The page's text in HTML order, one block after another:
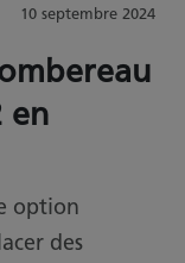
10 septembre 2024
en
option
des